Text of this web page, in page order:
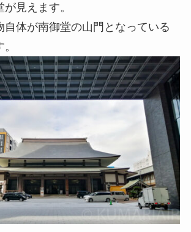
見えます。
自体が南御堂の山門となっている